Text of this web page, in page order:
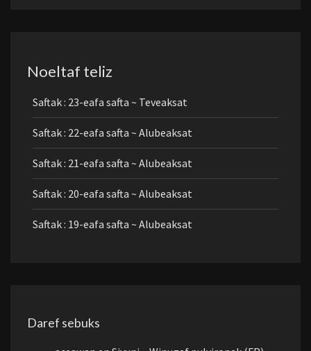
Noeltaf teliz
Saftak : 23-eafa safta ~ Teveaksat
Saftak : 22-eafa safta ~ Alubeaksat
Saftak : 21-eafa safta ~ Alubeaksat
Saftak : 20-eafa safta ~ Alubeaksat
Saftak : 19-eafa safta ~ Alubeaksat
Daref sebuks